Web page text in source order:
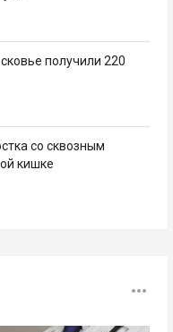
получили 220
со сквозным
кишке